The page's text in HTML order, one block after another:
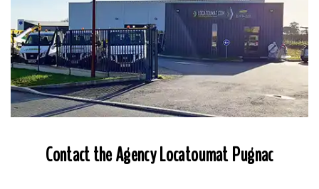
Contact the Agency Locatoumat Pugnac